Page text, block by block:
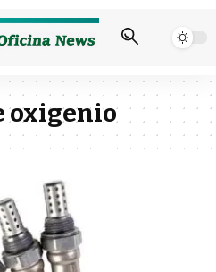
oxigenio